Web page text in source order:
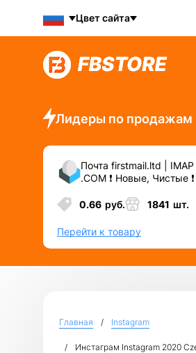
Цвет сайта
Лидеры по продажам
Почта firstmail.ltd |
.COM ❗️ Новые, Чистые
прочих
0.66 руб. 1841 шт.
Перейти к товару
Главная Instagram
Инстаграм Instagram 2020